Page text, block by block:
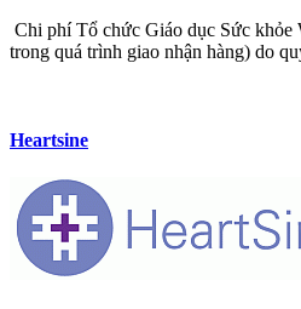
Chi phí Tổ chức Giáo dục Sức khỏe
trong quá trình giao nhận hàng) do
Heartsine